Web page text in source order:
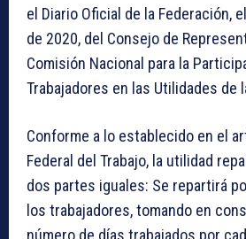
el Diario Oficial de la Federación,
de 2020, del Consejo de
Comisión Nacional para la
Trabajadores en las Utilidades de
Conforme a lo establecido en el
Federal del Trabajo, la utilidad
dos partes iguales: Se repartirá
los trabajadores, tomando en
número de días trabajados por